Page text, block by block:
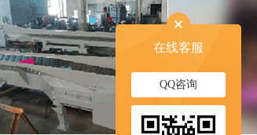
在线客服
QQ咨询